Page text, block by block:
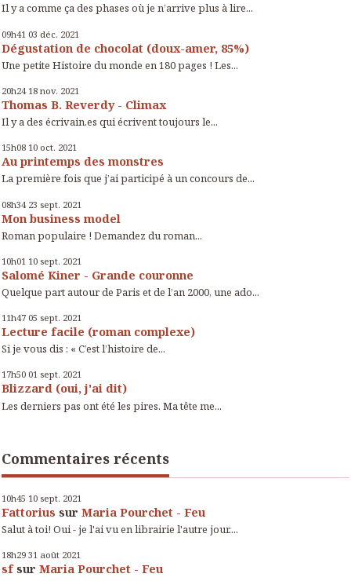
Il y a comme ça des phases où je n’arrive plus à lire...
09h41 03 déc. 2021
Dégustation de chocolat (doux-amer, 85%)
Une petite Histoire du monde en 180 pages ! Les...
20h24 18 nov. 2021
Thomas B. Reverdy - Climax
Il y a des écrivain.es qui écrivent toujours le...
15h08 10 oct. 2021
Au printemps des monstres
La première fois que j’ai participé à un concours de...
08h34 23 sept. 2021
Mon business model
Roman populaire ! Demandez du roman...
10h01 10 sept. 2021
Salomé Kiner - Grande couronne
Quelque part autour de Paris et de l’an 2000, une ado...
11h47 05 sept. 2021
Lecture facile (roman complexe)
Si je vous dis : « C’est l’histoire de...
17h50 01 sept. 2021
Blizzard (oui, j'ai dit)
Les derniers pas ont été les pires. Ma tête me...
Commentaires récents
10h45 10 sept. 2021
Fattorius sur Maria Pourchet - Feu
Salut à toi! Oui - je l'ai vu en librairie l'autre jour....
18h29 31 août 2021
sfsur Maria Pourchet - Feu